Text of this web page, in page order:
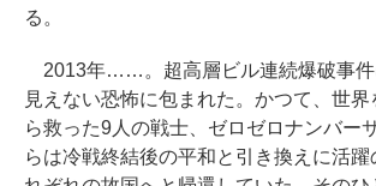
る。
2013年……。超高層ビル連続爆破事件
見えない恐怖に包まれた。かつて、世
ら救った9人の戦士、ゼロゼロナンバー
らは冷戦終結後の平和と引き換えに活